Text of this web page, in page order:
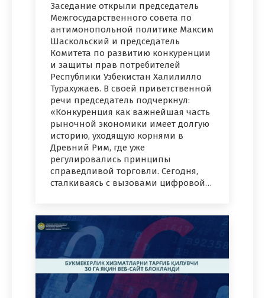
Заседание открыли председатель
Межгосударственного совета по
антимонопольной политике Максим
Шаскольский и председатель
Комитета по развитию конкуренции
и защиты прав потребителей
Республики Узбекистан Халилилло
Турахужаев. В своей приветственной
речи председатель подчеркнул:
«Конкуренция как важнейшая часть
рыночной экономики имеет долгую
историю, уходящую корнями в
Древний Рим, где уже
регулировались принципы
справедливой торговли. Сегодня,
сталкиваясь с вызовами цифровой…